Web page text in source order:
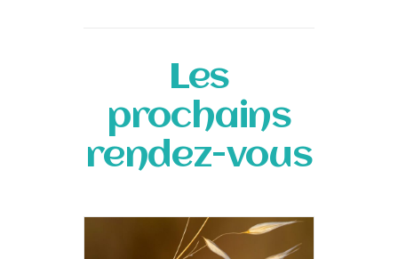
Les
prochains
rendez-vous